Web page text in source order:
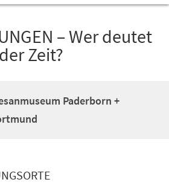
– Wer deutet
Zeit?
Paderborn +